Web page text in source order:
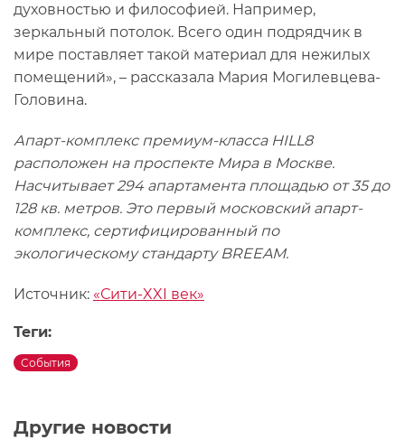
Другие новости
духовностью и философией. Например,
зеркальный потолок. Всего один подрядчик в
мире поставляет такой материал для нежилых
помещений», – рассказала Мария Могилевцева-
Головина.
Апарт-комплекс премиум-класса HILL8
расположен на проспекте Мира в Москве.
Насчитывает 294 апартамента площадью от 35 до
128 кв. метров. Это первый московский апарт-
комплекс, сертифицированный по
экологическому стандарту BREEAM.
Источник: «Сити-XXI век»
Теги:
События